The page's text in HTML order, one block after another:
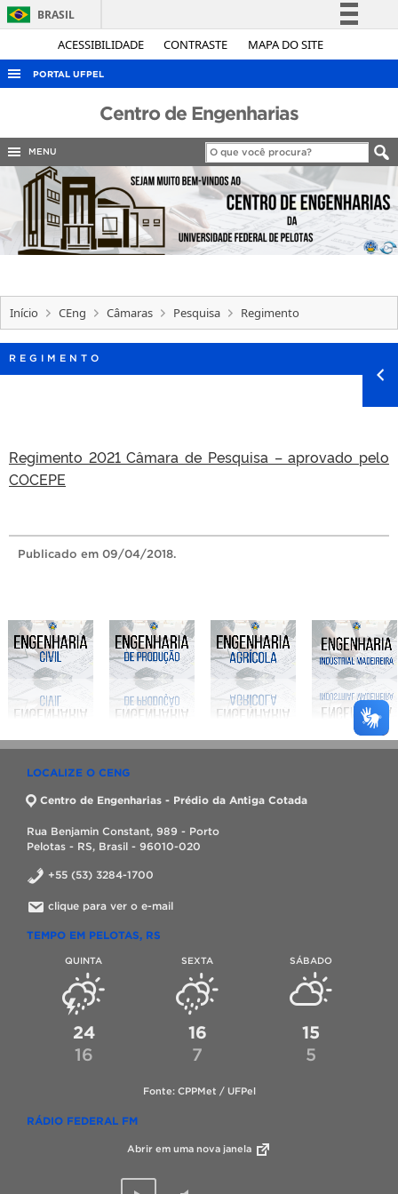
ACESSIBILIDADE CONTRASTE MAPA DO SITE
BRASIL
Simplifique!
Acesso à informação
Legislação
Canais
PORTAL UFPEL
COBALTO
CONCURSOS
EDITAIS
INTERNACIONAL
PORTARIAS
TELEFONES
Centro de Engenharias
MENU
Início CEng Câmaras Pesquisa Regimento
REGIMENTO
Regimento 2021 Câmara de Pesquisa – aprovado pelo
COCEPE
Publicado em 09/04/2018.
LOCALIZE O CENG
Centro de Engenharias - Prédio da Antiga Cotada
Rua Benjamin Constant, 989 - Porto
Pelotas - RS, Brasil - 96010-020
+55 (53) 3284-1700
clique para ver o e-mail
TEMPO EM PELOTAS, RS
QUINTA
24
16
SEXTA
16
7
SÁBADO
15
5
Fonte: CPPMet / UFPel
RÁDIO FEDERAL FM
Abrir em uma nova janela